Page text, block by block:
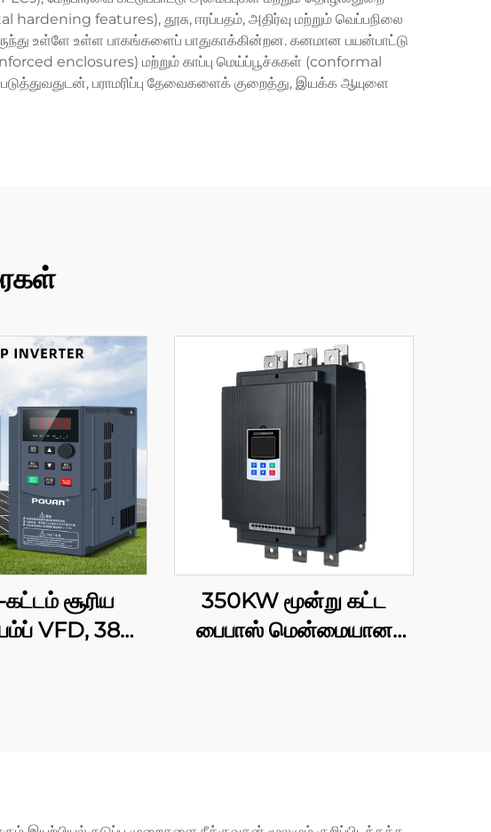
features), தூசு, ஈரப்பதம், அதிர்வு மற்றும் வெப்பநிலை
உள்ளே உள்ள பாகங்களைப் பாதுகாக்கின்றன. கனமான பயன்பாட்டு
enclosures) மற்றும் காப்பு மெய்ப்பூச்சுகள் (conformal
பராமரிப்பு தேவைகளைக் குறைத்து, இயக்க ஆயுளை
சூரிய
பம்ப் VFD, 380
350KW மூன்று கட்ட
பைபாஸ் மென்மையான